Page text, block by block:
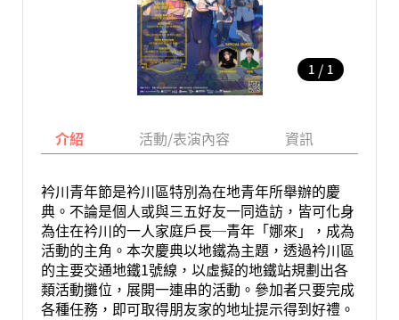
1 / 1
介紹 活動/表演內容 資訊
衿川青年節是衿川區特別為在地青年所舉辦的慶
典。不論是個人或與三五好友一同造訪，皆可化身
為住在衿川的一人家庭戶長─青年「娜來」，成為
活動的主角。本次慶典以地鐵為主題，透過衿川區
的主要交通地鐵1號線，以虛擬的地鐵站規劃出各
類活動攤位，展開一連串的活動。參加者只要完成
各種任務，即可取得朋友家的地址提示得到好禮。